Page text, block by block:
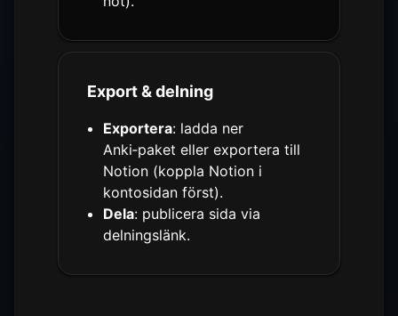
Export & delning
Exportera: ladda ner
Anki‑paket eller exportera till
Notion (koppla Notion i
kontosidan först).
Dela: publicera sida via
delningslänk.